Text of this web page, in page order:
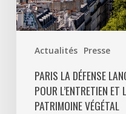
Actualités Presse
patrimoine
végétal
PARIS LA DÉFENSE
POUR L’ENTRETIEN
PATRIMOINE VÉGÉTAL